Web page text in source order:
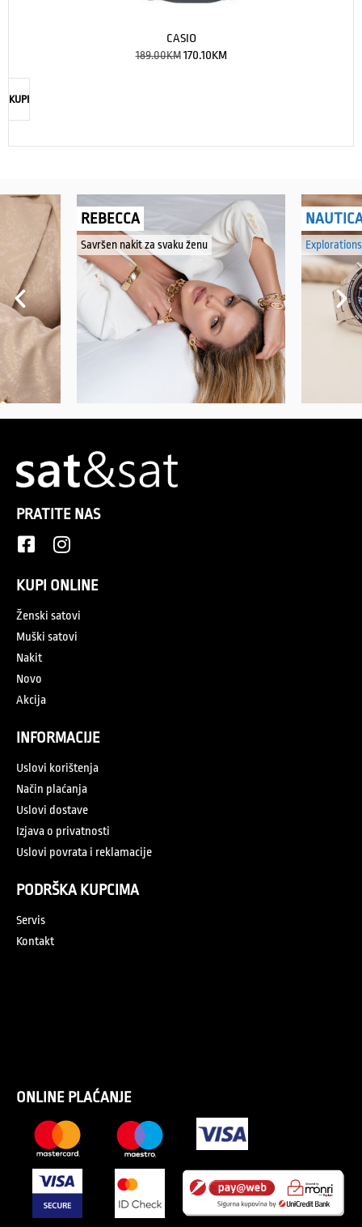
CASIO
189.00KM 170.10KM
KUPI
REBECCA
Savršen nakit za svaku ženu
PRATITE NAS
KUPI ONLINE
Ženski satovi
Muški satovi
Nakit
Novo
Akcija
INFORMACIJE
Uslovi korištenja
Način plaćanja
Uslovi dostave
Izjava o privatnosti
Uslovi povrata i reklamacije
PODRŠKA KUPCIMA
Servis
Kontakt
ONLINE PLAĆANJE